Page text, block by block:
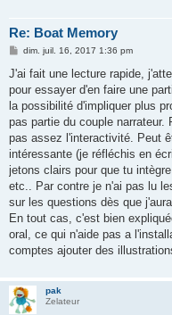
Re: Boat Memory
M
s
a
g
e
dim. juil. 16, 2017 1:36 pm
J'ai fait une lecture rapide,
pour essayer d'en faire une
la possibilité d'impliquer plus
pas partie du couple narrateur.
pas assez l'interactivité. Peut
intéressante (je réfléchis en
jetons clairs pour que tu
etc.. Par contre je n'ai pas lu
sur les questions dès que
En tout cas, c'est bien
oral, ce qui n'aide pas a
comptes ajouter des
pak
Zelateur